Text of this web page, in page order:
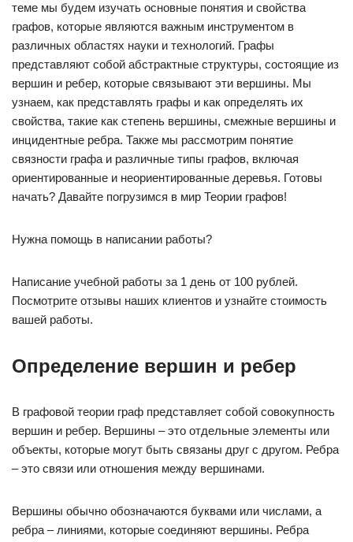
теме мы будем изучать основные понятия и свойства
графов, которые являются важным инструментом в
различных областях науки и технологий. Графы
представляют собой абстрактные структуры, состоящие из
вершин и ребер, которые связывают эти вершины. Мы
узнаем, как представлять графы и как определять их
свойства, такие как степень вершины, смежные вершины и
инцидентные ребра. Также мы рассмотрим понятие
связности графа и различные типы графов, включая
ориентированные и неориентированные деревья. Готовы
начать? Давайте погрузимся в мир Теории графов!
Нужна помощь в написании работы?
Написание учебной работы за 1 день от 100 рублей.
Посмотрите отзывы наших клиентов и узнайте стоимость
вашей работы.
Определение вершин и ребер
В графовой теории граф представляет собой совокупность
вершин и ребер. Вершины – это отдельные элементы или
объекты, которые могут быть связаны друг с другом. Ребра
– это связи или отношения между вершинами.
Вершины обычно обозначаются буквами или числами, а
ребра – линиями, которые соединяют вершины. Ребра